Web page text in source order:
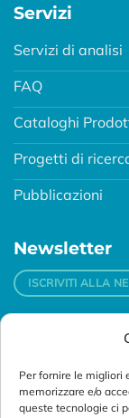
Per fornire le migliori
memorizzare e/o
queste tecnologie ci
Servizi
Servizi di analisi
FAQ
Cataloghi
Progetti di
Pubblicazioni
Newsletter
ISCRIVITI ALLA
Padova
Via Svizzera,